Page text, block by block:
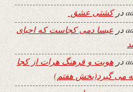
درکشتی عشق
در عیسا دمی کجاست که احیای
در هویت و فرهنگ هرات از کجا
می گیرد(بخش هفتم)